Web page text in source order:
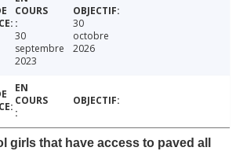
30
septembre
2023
30
octobre
2026
girls that have access to paved all